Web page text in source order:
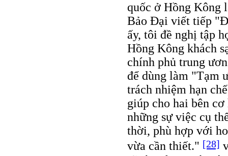
quốc ở Hồng Kông
Bảo Đại viết tiếp
ấy, tôi đề nghị tập
Hồng Kông khách
chính phủ trung
để dùng làm "Tạm
trách nhiệm hạn
giúp cho hai bên
những sự việc cụ
thời, phù hợp với
vừa cần thiết." [28]